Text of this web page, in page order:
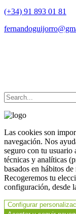
(+34) 91 893 01 81
Las cookies son
navegación. Nos
seguro con tu usuario
técnicas y analíticas
basados en hábitos
Recogeremos tu
configuración, desde
Configurar